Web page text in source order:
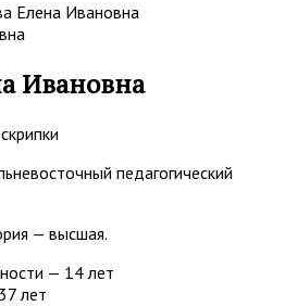
Елена Ивановна
Ивановна
педагогический
— высшая.
— 14 лет
лет